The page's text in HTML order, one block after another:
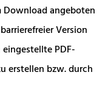
Download angeboten
Version
PDF-
erstellen bzw. durch